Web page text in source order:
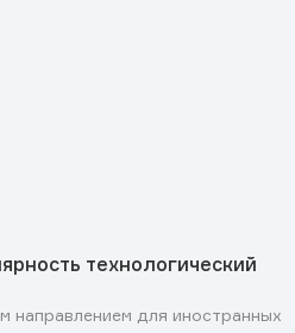
технологический
направлением для иностранных